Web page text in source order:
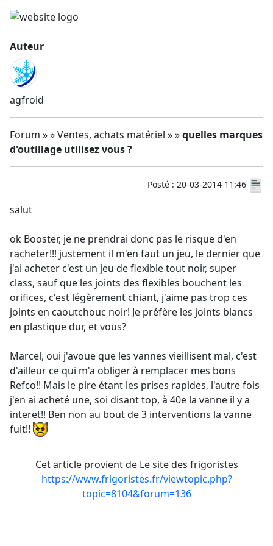
Auteur
agfroid
Forum » » Ventes, achats matériel » »quelles marques
d'outillage utilisez vous ?
Posté : 20-03-2014 11:46
salut
ok Booster, je ne prendrai donc pas le risque d'en
racheter!!! justement il m'en faut un jeu, le dernier que
j'ai acheter c'est un jeu de flexible tout noir, super
class, sauf que les joints des flexibles bouchent les
orifices, c'est légèrement chiant, j'aime pas trop ces
joints en caoutchouc noir! Je préfère les joints blancs
en plastique dur, et vous?
Marcel, oui j'avoue que les vannes vieillisent mal, c'est
d'ailleur ce qui m'a obliger à remplacer mes bons
Refco!! Mais le pire étant les prises rapides, l'autre fois
j'en ai acheté une, soi disant top, à 40e la vanne il y a
interet!! Ben non au bout de 3 interventions la vanne
fuit!!
Cet article provient de Le site des frigoristes
https://www.frigoristes.fr/viewtopic.php?
topic=8104&forum=136